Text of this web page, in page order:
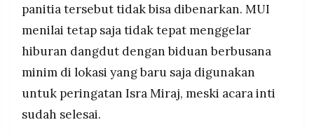
panitia tersebut tidak bisa dibenarkan. MUI
menilai tetap saja tidak tepat menggelar
hiburan dangdut dengan biduan berbusana
minim di lokasi yang baru saja digunakan
untuk peringatan Isra Miraj, meski acara inti
sudah selesai.